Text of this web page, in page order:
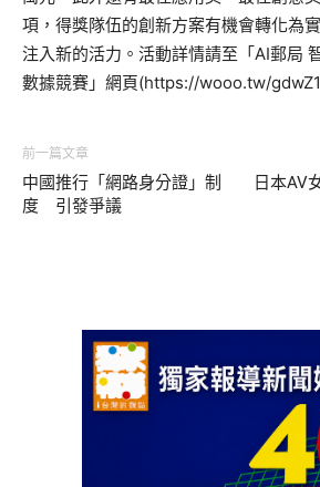
項，得獎隊伍的創新方案有機會轉化為
注入新的活力。活動詳情請至「AI郵局
數據競賽」網頁(https://wooo.tw/
前一篇文章
中國推行「網路身分證」制
度 引發爭議
日本AV